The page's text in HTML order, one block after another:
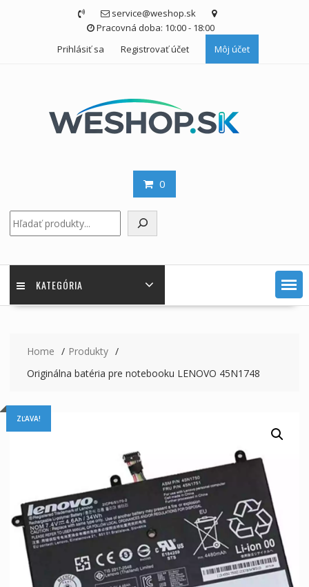
service@weshop.sk
Pracovná doba: 10:00 - 18:00
Prihlásiť sa
Registrovať účet Môj účet
0
KATEGÓRIA
Home
Produkty
Originálna batéria pre notebooku LENOVO 45N1748
ZĽAVA!